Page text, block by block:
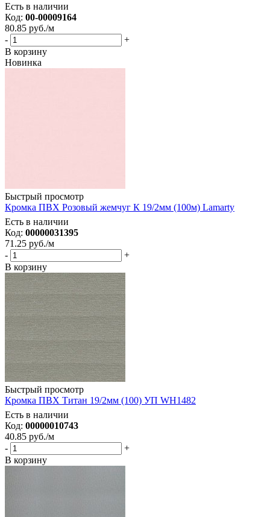
Есть в наличии
Код: 00-00009164
80.85 руб./м
-
+
В корзину
Новинка
Быстрый просмотр
Кромка ПВХ Розовый жемчуг К 19/2мм (100м) Lamarty
Есть в наличии
Код: 00000031395
71.25 руб./м
-
+
В корзину
Быстрый просмотр
Кромка ПВХ Титан 19/2мм (100) УП WH1482
Есть в наличии
Код: 00000010743
40.85 руб./м
-
+
В корзину